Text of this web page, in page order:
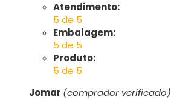
Atendimento:
5 de 5
Embalagem:
5 de 5
Produto:
5 de 5
Jomar (comprador verificado)